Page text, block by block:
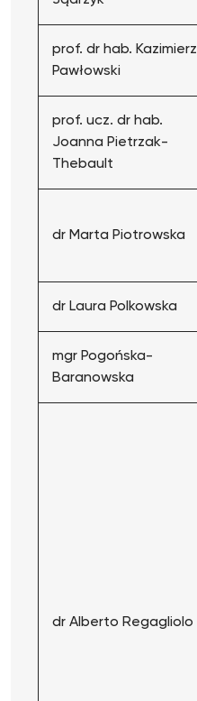
prof. dr hab. Kazimierz
Pawłowski
prof. ucz. dr hab.
Joanna Pietrzak-
Thebault
dr Marta Piotrowska
dr Laura Polkowska
mgr Pogońska-
Baranowska
dr Alberto Regagliolo